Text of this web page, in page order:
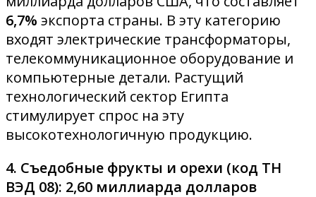
6,7% экспорта страны. В эту категорию
входят электрические трансформаторы,
телекоммуникационное оборудование и
компьютерные детали. Растущий
технологический сектор Египта
стимулирует спрос на эту
высокотехнологичную продукцию.
4. Съедобные фрукты и орехи (код ТН
ВЭД 08): 2,60 миллиарда долларов